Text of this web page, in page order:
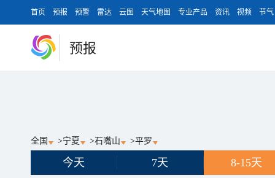
首页 预报 预警 雷达 云图 天气地图 专业产品 资讯 视频 节气
预报
全国 >宁夏 >石嘴山 >平罗
今天 7天 8-15天